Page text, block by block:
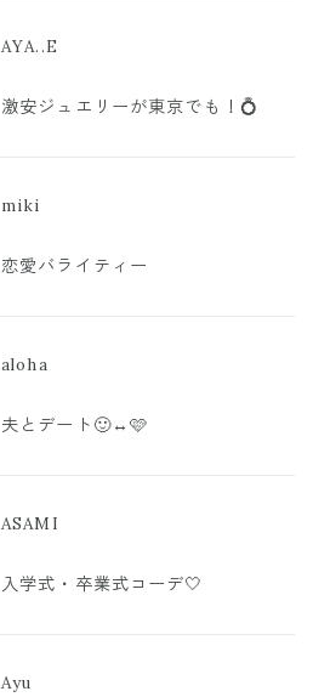
AYA..E
激安ジュエリーが東京でも！💍
miki
恋愛バライティー
aloha
夫とデート🙂‍↔️🩷
ASAMI
入学式・卒業式コーデ🤍
Ayu